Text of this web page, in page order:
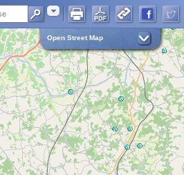
Adresse
Open Street Map